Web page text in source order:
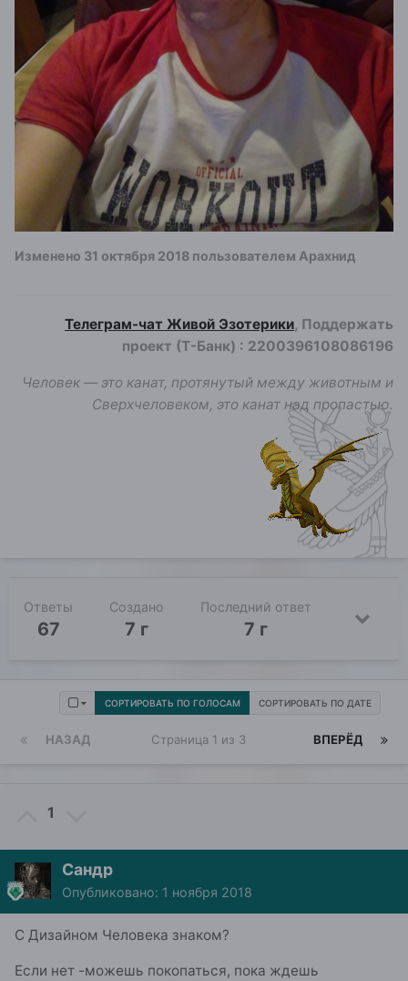
Изменено 31 октября 2018 пользователем Арахнид
Телеграм-чат Живой Эзотерики, Поддержать
проект (Т-Банк) : 2200396108086196
Человек — это канат, протянутый между животным и
Сверхчеловеком, это канат над пропастью.
Ответы
67
Создано
7 г
Последний ответ
7 г
СОРТИРОВАТЬ ПО ГОЛОСАМ СОРТИРОВАТЬ ПО ДАТЕ
НАЗАД ВПЕРЁД
Страница 1 из 3
1
Сандр
Опубликовано: 1 ноября 2018
С Дизайном Человека знаком?
Если нет -можешь покопаться, пока ждешь